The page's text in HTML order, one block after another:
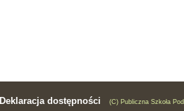
Deklaracja dostępności (C) Publiczna Szkoła